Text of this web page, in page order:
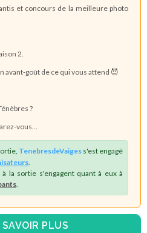
et concours de la meilleure photo
2
avant-goût de ce qui vous attend 😈
?
vous…
TenebresdeVaiges s'est engagé
la sortie s'engagent quant à eux à
PLUS